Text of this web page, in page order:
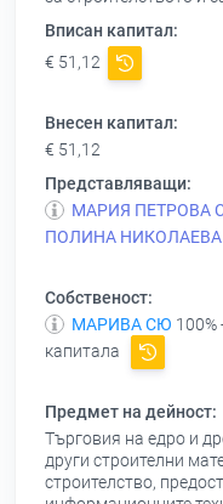
Вписан капитал:
€ 51,12
Внесен капитал:
€ 51,12
Представляващи:
МАРИЯ ПЕТРОВА
ПОЛИНА
Собственост:
МАРИВА СЮ 100%
капитала
Предмет на дейност:
Търговия на едро и
други строителни
строителство,